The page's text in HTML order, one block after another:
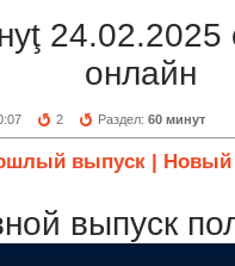
24.02.2025
онлайн
2 Раздел:60 минут
выпуск |
выпуск